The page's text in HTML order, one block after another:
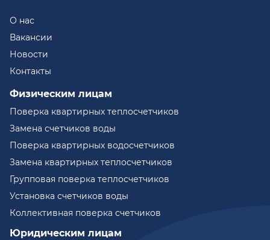
О нас
Вакансии
Новости
Контакты
Физическим лицам
Поверка квартирных теплосчетчиков
Замена счетчиков воды
Поверка квартирных водосчетчиков
Замена квартирных теплосчетчиков
Групповая поверка теплосчетчиков
Установка счетчиков воды
Коллективная поверка счетчиков
Юридическим лицам